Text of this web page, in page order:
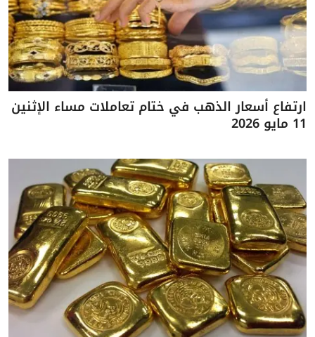
ارتفاع أسعار الذهب في ختام تعاملات مساء الإثنين
11 مايو 2026